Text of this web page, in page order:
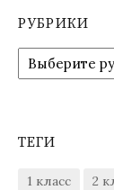
РУБРИКИ
Рубрики
ТЕГИ
1 класс 2